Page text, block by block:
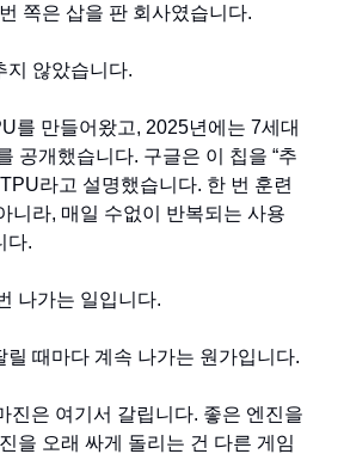
쪽은 삽을 판 회사였습니다.
지 않았습니다.
를 만들어왔고, 2025년에는 7세대
공개했습니다. 구글은 이 칩을 “추
라고 설명했습니다. 한 번 훈련
니라, 매일 수없이 반복되는 사용
다.
나가는 일입니다.
릴 때마다 계속 나가는 원가입니다.
진은 여기서 갈립니다. 좋은 엔진을
을 오래 싸게 돌리는 건 다른 게임